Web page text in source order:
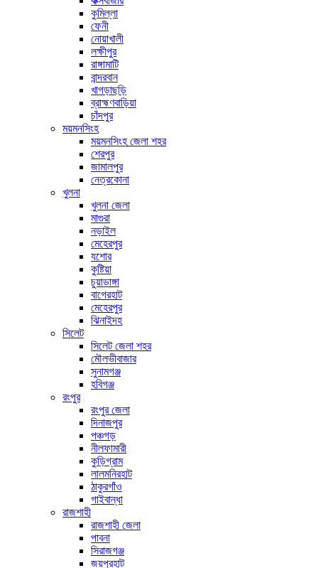
কুমিল্লা
ফেনী
নোয়াখালী
লক্ষীপুর
রাঙ্গামাটি
বান্দরবান
খাগড়াছড়ি
ব্রাহ্মণবাড়িয়া
চাঁদপুর
ময়মনসিংহ
ময়মনসিংহ জেলা শহর
শেরপুর
জামালপুর
নেত্রকোনা
খুলনা
খুলনা জেলা
মাগুরা
নড়াইল
মেহেরপুর
যশোর
কুষ্টিয়া
চুয়াডাঙ্গা
বাগেরহাট
মেহেরপুর
ঝিনাইদহ
সিলেট
সিলেট জেলা শহর
মৌলভীবাজার
সুনামগঞ্জ
হবিগঞ্জ
রংপুর
রংপুর জেলা
দিনাজপুর
পঞ্চগড়
নীলফামারী
কুড়িগ্রাম
লালমনিরহাট
ঠাকুরগাঁও
গাইবান্ধা
রাজশাহী
রাজশাহী জেলা
পাবনা
সিরাজগঞ্জ
জয়পুরহাট